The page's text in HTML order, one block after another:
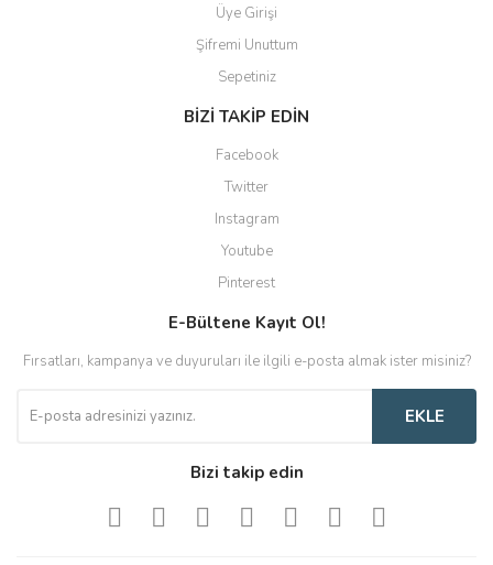
Üye Girişi
Şifremi Unuttum
Sepetiniz
BİZİ TAKİP EDİN
Facebook
Twitter
Instagram
Youtube
Pinterest
E-Bültene Kayıt Ol!
Fırsatları, kampanya ve duyuruları ile ilgili e-posta almak ister misiniz?
EKLE
Bizi takip edin